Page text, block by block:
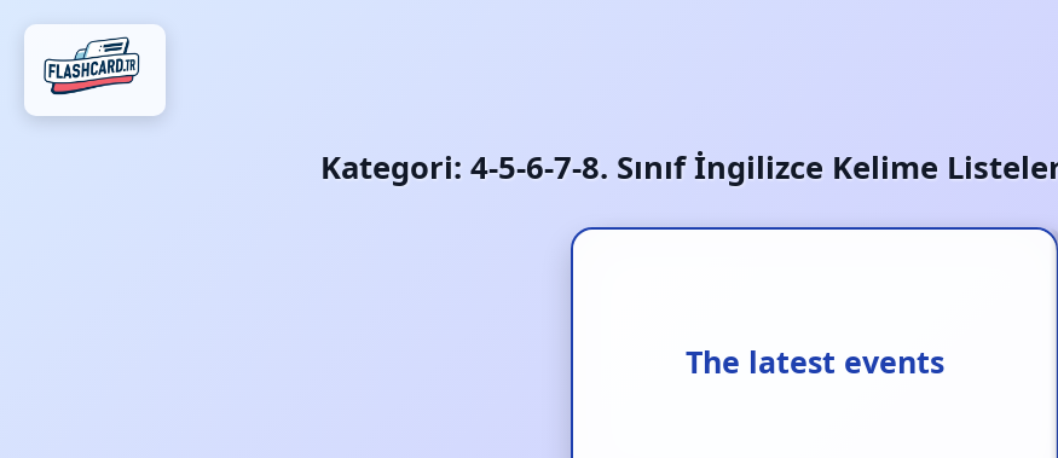
Kategori: 4-5-6-7-8. Sınıf İngilizce Kelime
The latest events
En son olaylar